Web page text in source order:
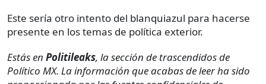
Este sería otro intento del blanquiazul para hacerse
presente en los temas de política exterior.
Estás en Politileaks, la sección de trascendidos de
Político MX. La información que acabas de leer ha sido